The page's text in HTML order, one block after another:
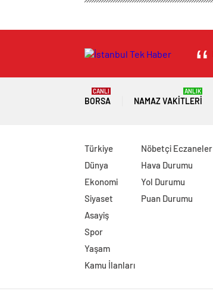
BORSA
CANLI
NAMAZ VAKITLERI
ANLIK
Türkiye
Dünya
Ekonomi
Siyaset
Asayiş
Spor
Yaşam
Kamu İlanları
Nöbetçi Eczaneler
Hava Durumu
Yol Durumu
Puan Durumu